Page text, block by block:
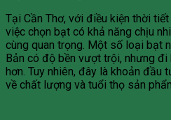
Tại Cần Thơ, với điều kiện thời
việc chọn bạt có khả năng chịu
cùng quan trọng. Một số loại bạt
Bản có độ bền vượt trội, nhưng đi
hơn. Tuy nhiên, đây là khoản đầu
về chất lượng và tuổi thọ sản